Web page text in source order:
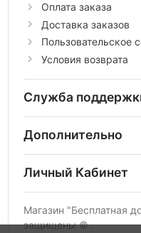
Оплата заказа
Доставка заказов
Пользовательское
Условия возврата
Служба
Дополнительно
Личный Кабинет
Магазин "Бесплатная
защищены © .